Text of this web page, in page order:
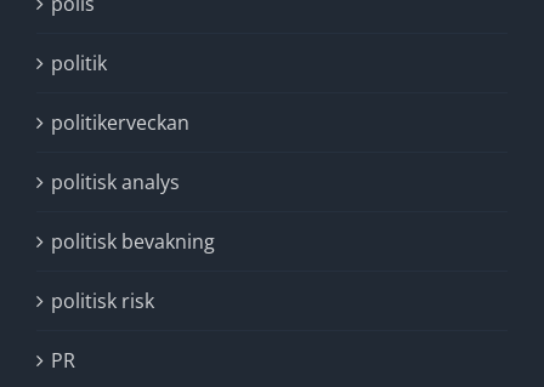
politik
politikerveckan
politisk analys
politisk bevakning
politisk risk
PR